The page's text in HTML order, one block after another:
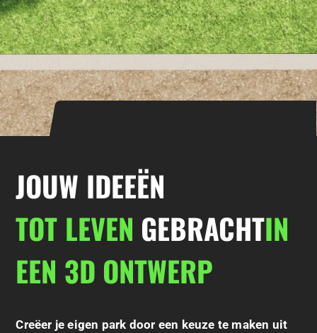
JOUW IDEEËN
TOT LEVEN GEBRACHTIN
EEN 3D ONTWERP
Creëer je eigen park door een keuze te maken uit